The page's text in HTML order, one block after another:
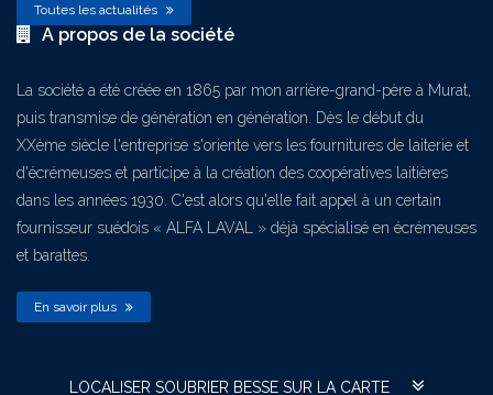
Toutes les actualités
A propos de la société
La société a été créée en 1865 par mon arrière-grand-père à Murat,
puis transmise de génération en génération. Dès le début du
XXème siècle l'entreprise s'oriente vers les fournitures de laiterie et
d'écrémeuses et participe à la création des coopératives laitières
dans les années 1930. C'est alors qu'elle fait appel à un certain
fournisseur suédois « ALFA LAVAL » déjà spécialisé en écrémeuses
et barattes.
En savoir plus
LOCALISER SOUBRIER BESSE SUR LA CARTE